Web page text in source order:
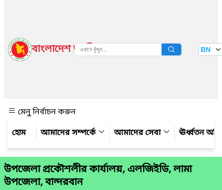
বাংলাদেশ জাতীয় তথ্য বাতায়ন BN
মেনু নির্বাচন করুন
আমাদের সম্পর্কে
আমাদের সেবা ঊর্ধ্বতন
উপজেলা প্রকৌশলীর কার্যালয়, এলজিইডি, লামা
উপজেলা, বান্দরবান